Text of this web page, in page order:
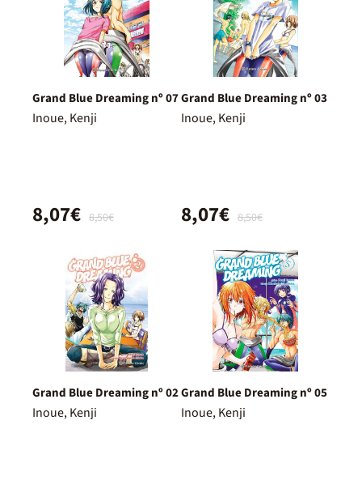
Grand Blue Dreaming nº 07
Inoue, Kenji
8,50€
8,07€
Grand Blue Dreaming nº 03
Inoue, Kenji
8,50€
8,07€
Grand Blue Dreaming nº 02
Inoue, Kenji
Grand Blue Dreaming nº 05
Inoue, Kenji